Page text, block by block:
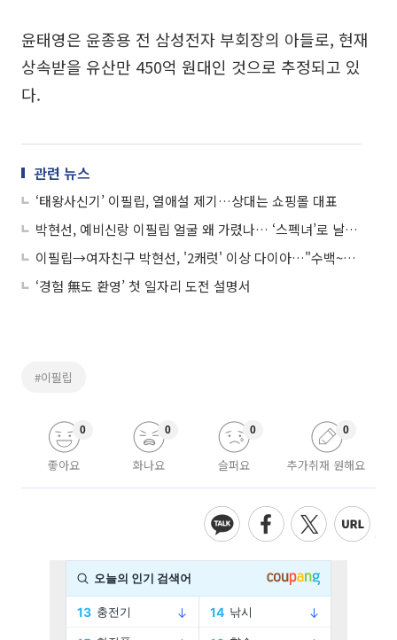
윤태영은 윤종용 전 삼성전자 부회장의 아들로, 현재
상속받을 유산만 450억 원대인 것으로 추정되고 있
다.
관련 뉴스
‘태왕사신기’ 이필립, 열애설 제기…상대는 쇼핑몰 대표
박현선, 예비신랑 이필립 얼굴 왜 가렸나… ‘스펙녀’로 날렸던 20대
이필립→여자친구 박현선, '2캐럿' 이상 다이아…"수백~수천만원 천차만별"
‘경험 無도 환영’ 첫 일자리 도전 설명서
#이필립
좋아요
0
화나요
0
슬퍼요
0
추가취재 원해요
0